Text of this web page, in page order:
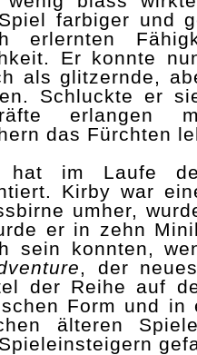
farbiger und
erlernten
Er konnte
als glitzernde,
Schluckte er
erlangen
das Fürchten
hat im Laufe
Kirby war
umher,
er in zehn
sein konnten,
, der
der Reihe auf
Form und
älteren